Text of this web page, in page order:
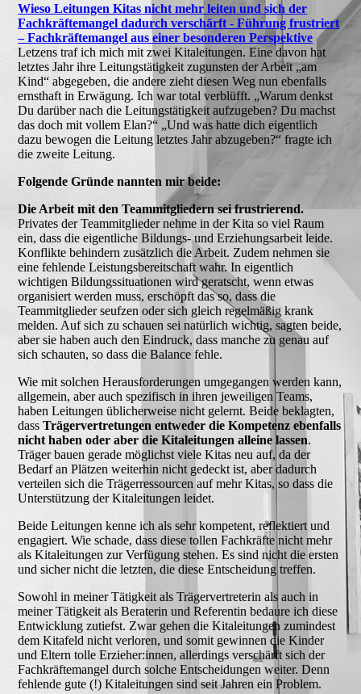
Wieso Leitungen Kitas nicht mehr leiten und sich der
Fachkräftemangel dadurch verschärft - Führung frustriert
– Fachkräftemangel aus einer besonderen Perspektive
Letzens traf ich mich mit zwei Kitaleitungen. Eine davon hat
letztes Jahr ihre Leitungstätigkeit zugunsten der Arbeit „am
Kind“ abgegeben, die andere zieht diesen Weg nun ebenfalls
ernsthaft in Erwägung. Ich war total verblüfft. „Warum denkst
Du darüber nach die Leitungstätigkeit aufzugeben? Du machst
das doch mit vollem Elan?“ „Und was hatte dich eigentlich
dazu bewogen die Leitung letztes Jahr abzugeben?“ fragte ich
die zweite Leitung.
Folgende Gründe nannten mir beide:
Die Arbeit mit den Teammitgliedern sei frustrierend.
Privates der Teammitglieder nehme in der Kita so viel Raum
ein, dass die eigentliche Bildungs- und Erziehungsarbeit leide.
Konflikte behindern zusätzlich die Arbeit. Zudem nehmen sie
eine fehlende Leistungsbereitschaft wahr. In eigentlich
wichtigen Bildungssituationen wird geratscht, wenn etwas
organisiert werden muss, erschöpft das so, dass die
Teammitglieder seufzen oder sich gleich regelmäßig krank
melden. Auf sich zu schauen sei natürlich wichtig, sagten beide,
aber sie haben auch den Eindruck, dass manche zu genau auf
sich schauten, so dass die Balance fehle.
Wie mit solchen Herausforderungen umgegangen werden kann,
allgemein, aber auch spezifisch in ihren jeweiligen Teams,
haben Leitungen üblicherweise nicht gelernt. Beide beklagten,
dassTrägervertretungen entweder die Kompetenz ebenfalls
nicht haben oder aber die Kitaleitungen alleine lassen.
Träger bauen gerade möglichst viele Kitas neu auf, da der
Bedarf an Plätzen weiterhin nicht gedeckt ist, aber dadurch
verteilen sich die Trägerressourcen auf mehr Kitas, so dass die
Unterstützung der Kitaleitungen leidet.
Beide Leitungen kenne ich als sehr kompetent, reflektiert und
engagiert. Wie schade, dass diese tollen Fachkräfte nicht mehr
als Kitaleitungen zur Verfügung stehen. Es sind nicht die ersten
und sicher nicht die letzten, die diese Entscheidung treffen.
Sowohl in meiner Tätigkeit als Trägervertreterin als auch in
meiner Tätigkeit als Beraterin und Referentin bedaure ich diese
Entwicklung zutiefst. Zwar gehen die Kitaleitungen zumindest
dem Kitafeld nicht verloren, und somit gewinnen die Kinder
und Eltern tolle Erzieher:innen, allerdings verschärft sich der
Fachkräftemangel durch solche Entscheidungen weiter. Denn
fehlende gute (!) Kitaleitungen sind seit Jahren ein Problem.